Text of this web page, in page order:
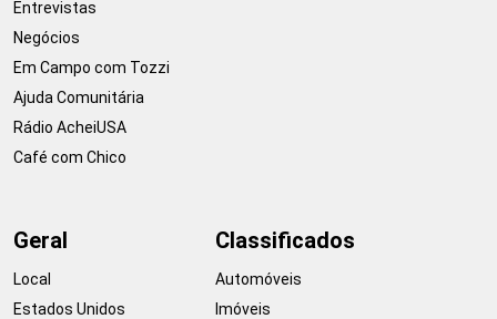
Entrevistas
Negócios
Em Campo com Tozzi
Ajuda Comunitária
Rádio AcheiUSA
Café com Chico
Geral
Local
Estados Unidos
Classificados
Automóveis
Imóveis